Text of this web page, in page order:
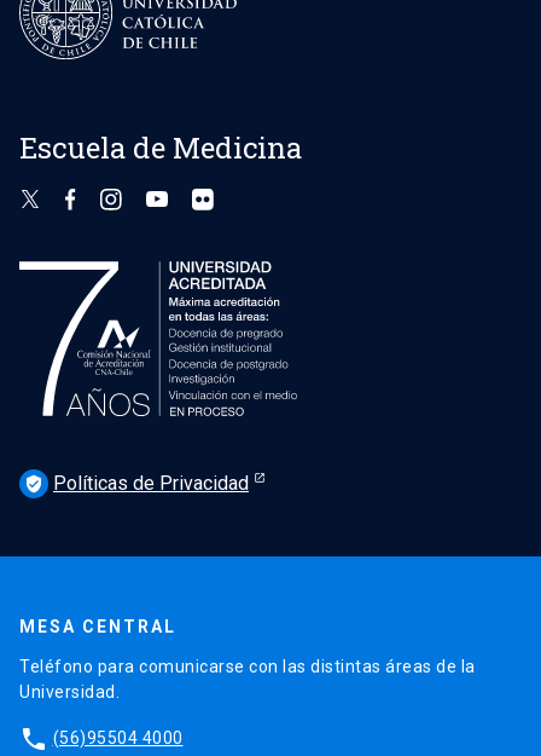
Escuela de Medicina
verified_user Políticas de Privacidad
MESA CENTRAL
Teléfono para comunicarse con las distintas áreas de la
Universidad.
phone (56)95504 4000